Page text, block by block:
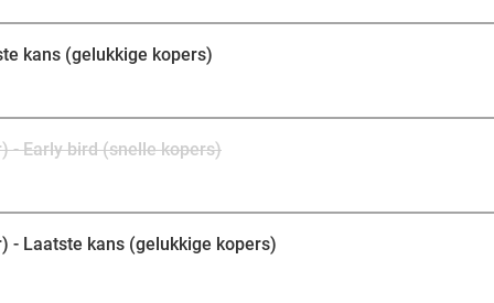
kans (gelukkige kopers)
- Early bird (snelle kopers)
- Laatste kans (gelukkige kopers)